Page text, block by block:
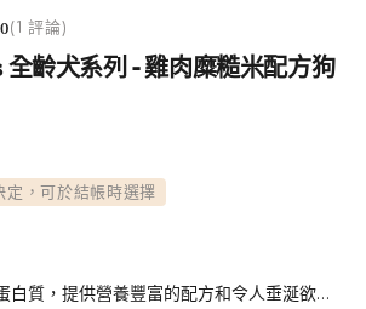
(1 評論)
齡犬系列 - 雞肉糜糙米配方狗
定，可於結帳時選擇
白質，提供營養豐富的配方和令人垂涎欲滴